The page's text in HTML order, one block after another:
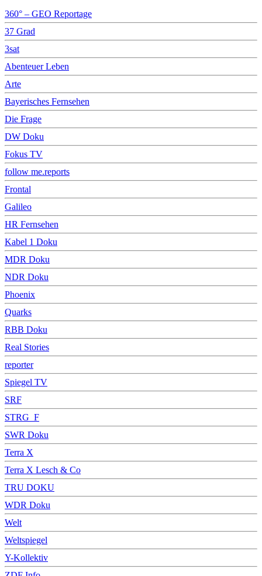
360° – GEO Reportage
37 Grad
3sat
Abenteuer Leben
Arte
Bayerisches Fernsehen
Die Frage
DW Doku
Fokus TV
follow me.reports
Frontal
Galileo
HR Fernsehen
Kabel 1 Doku
MDR Doku
NDR Doku
Phoenix
Quarks
RBB Doku
Real Stories
reporter
Spiegel TV
SRF
STRG_F
SWR Doku
Terra X
Terra X Lesch & Co
TRU DOKU
WDR Doku
Welt
Weltspiegel
Y-Kollektiv